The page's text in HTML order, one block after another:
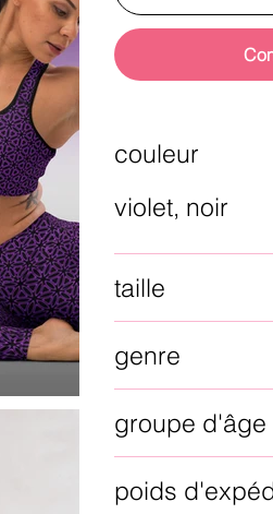
couleur
violet, noir
taille
genre
groupe d'âge
poids